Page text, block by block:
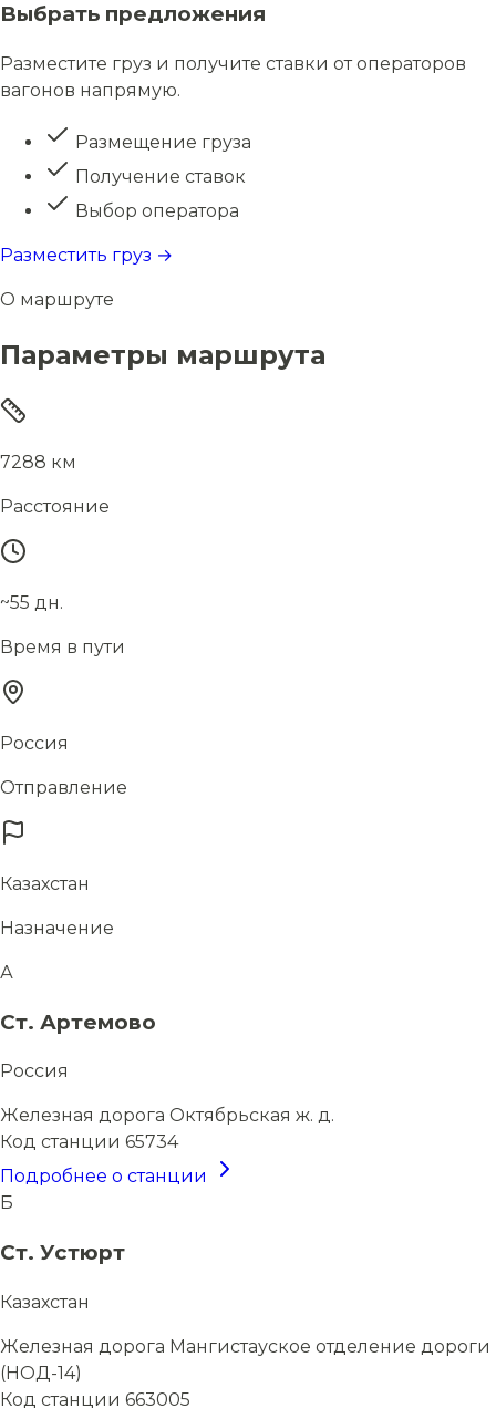
Выбрать предложения
Разместите груз и получите ставки от операторов
вагонов напрямую.
Размещение груза
Получение ставок
Выбор оператора
Разместить груз →
О маршруте
Параметры маршрута
7288 км
Расстояние
~55 дн.
Время в пути
Россия
Отправление
Казахстан
Назначение
А
Ст. Артемово
Россия
Железная дорога Октябрьская ж. д.
Код станции 65734
Подробнее о станции
Б
Ст. Устюрт
Казахстан
Железная дорога Мангистауское отделение дороги
(НОД-14)
Код станции 663005